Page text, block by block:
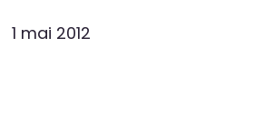
1 mai 2012